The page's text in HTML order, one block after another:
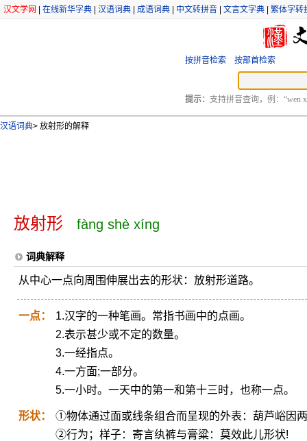
汉文学网 在线新华字典 汉语词典 成语词典 中文转拼音 文言文字典 繁体字转
按拼音检索 按部首检索
提示： 支持拼音查询，例：“wen
汉语词典> 放射形的解释
放射形 fàng shè xíng
词典解释
从中心一点向周围伸展出去的形状：放射形道路。
一点：
1.汉字的一种笔画。常指书画中的点画。
2.表示甚少或不定的数量。
3.一经指点。
4.一方面;一部分。
5.一小时。一天中的第一和第十三时，也称一点。
形状：
①物体通过面或线条组合而呈现的外表：葫芦峪因
②行为；样子：寄言纨裤与膏粱：莫效此儿形状!